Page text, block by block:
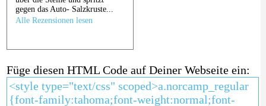
Füge diesen HTML Code auf Deiner Webseite ein: